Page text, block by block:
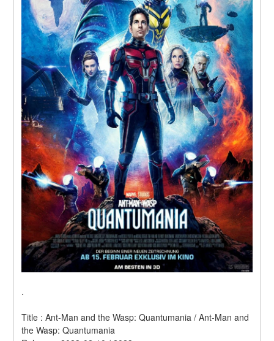
.
Title : Ant-Man and the Wasp: Quantumania / Ant-Man and
the Wasp: Quantumania